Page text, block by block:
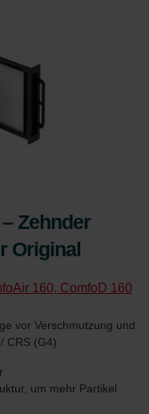
Zehnder
Original
160, ComfoD 160
vor Verschmutzung und
CRS (G4)
um mehr Partikel